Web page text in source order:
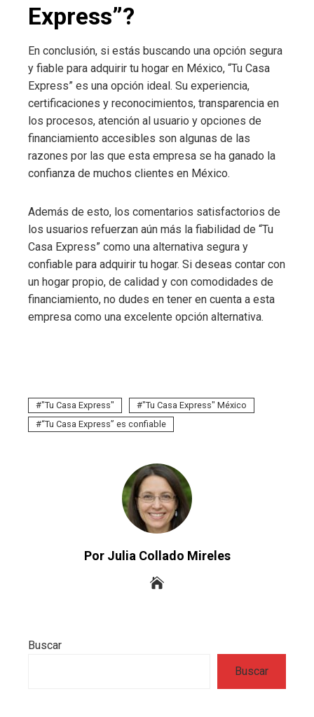
Express”?
En conclusión, si estás buscando una opción segura
y fiable para adquirir tu hogar en México, “Tu Casa
Express” es una opción ideal. Su experiencia,
certificaciones y reconocimientos, transparencia en
los procesos, atención al usuario y opciones de
financiamiento accesibles son algunas de las
razones por las que esta empresa se ha ganado la
confianza de muchos clientes en México.
Además de esto, los comentarios satisfactorios de
los usuarios refuerzan aún más la fiabilidad de “Tu
Casa Express” como una alternativa segura y
confiable para adquirir tu hogar. Si deseas contar con
un hogar propio, de calidad y con comodidades de
financiamiento, no dudes en tener en cuenta a esta
empresa como una excelente opción alternativa.
"Tu Casa Express"
"Tu Casa Express" México
“Tu Casa Express” es confiable
Por Julia Collado Mireles
Buscar
Buscar